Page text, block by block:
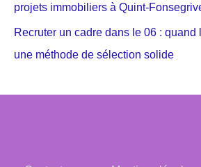
projets immobiliers à Quint-
Recruter un cadre dans le 06 : quand
une méthode de sélection solide